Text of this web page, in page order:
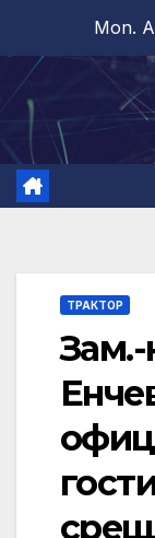
content
Mon.
ТРАКТОР
Зам.-